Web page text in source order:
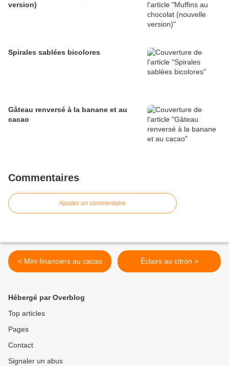
version)
Spirales sablées bicolores
Gâteau renversé à la banane et au
cacao
Commentaires
Ajouter un commentaire
< Mini financiers au cacao Éclairs au citron >
Hébergé par Overblog
Top articles
Pages
Contact
Signaler un abus